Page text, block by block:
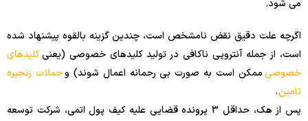
می شود.
اگرچه علت دقیق نقض نامشخص است، چندین گزینه بالقوه پیشنهاد شده
است، از جمله آنتروپی ناکافی در تولید کلیدهای خصوصی (یعنیکلیدهای
خصوصیممکن است به صورت بی رحمانه اعمال شوند) وحملات زنجیره
تامین.
پس از هک، حداقل 3 پرونده قضایی علیه کیف پول اتمی، شرکت توسعه